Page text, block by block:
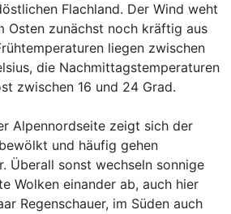
Flachland. Der Wind weht
Osten zunächst noch kräftig aus
liegen zwischen
die Nachmittagstemperaturen
zwischen 16 und 24 Grad.
Alpennordseite zeigt sich der
und häufig gehen
Überall sonst wechseln sonnige
Wolken einander ab, auch hier
Regenschauer, im Süden auch